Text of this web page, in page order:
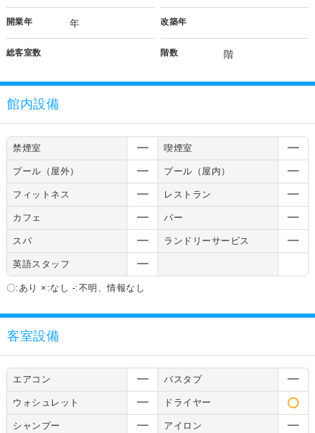
開業年 年 改築年
総客室数 階数 階
館内設備
禁煙室 喫煙室
プール（屋外） プール（屋内）
フィットネス レストラン
カフェ バー
スパ ランドリーサービス
英語スタッフ
〇:あり ×:なし -:不明、情報なし
客室設備
エアコン バスタブ
ウォシュレット ドライヤー
シャンプー アイロン